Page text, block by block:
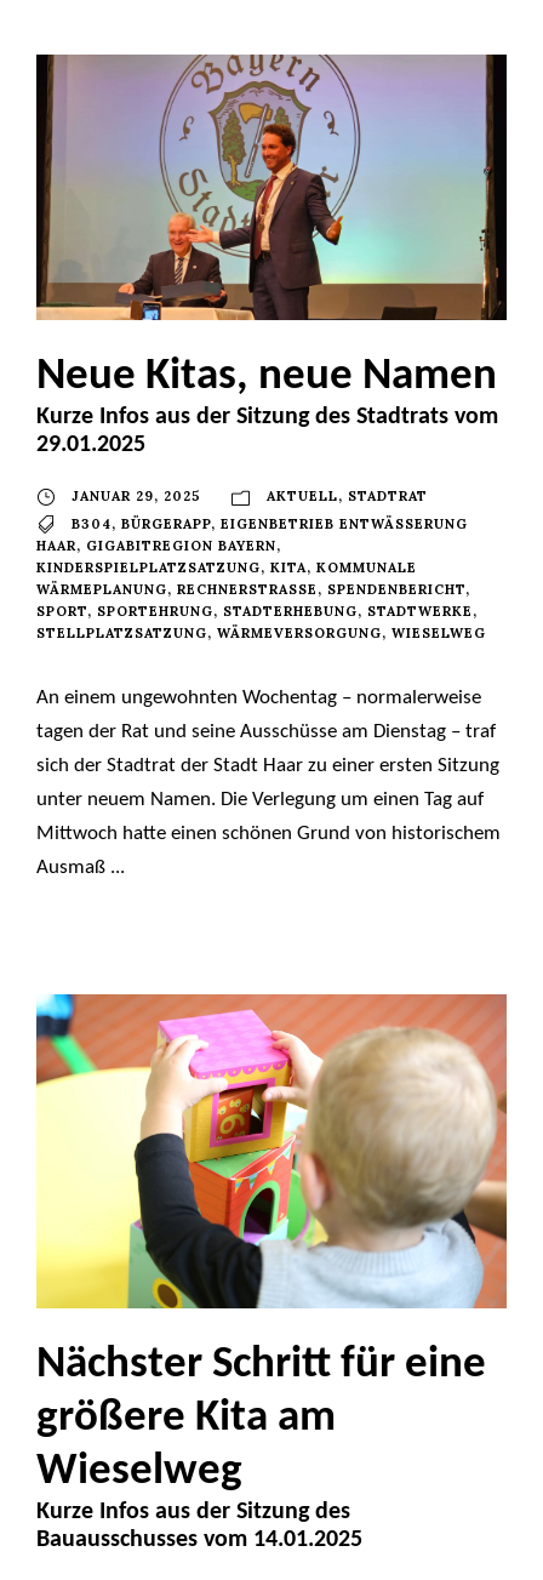
Neue Kitas, neue Namen
Kurze Infos aus der Sitzung des Stadtrats vom
29.01.2025
JANUAR 29, 2025 AKTUELL, STADTRAT
B304, BÜRGERAPP, EIGENBETRIEB ENTWÄSSERUNG
HAAR, GIGABITREGION BAYERN,
KINDERSPIELPLATZSATZUNG, KITA, KOMMUNALE
WÄRMEPLANUNG, RECHNERSTRASSE , SPENDENBERICHT,
SPORT, SPORTEHRUNG, STADTERHEBUNG, STADTWERKE ,
STELLPLATZSATZUNG, WÄRMEVERSORGUNG, WIESELWEG
An einem ungewohnten Wochentag – normalerweise
tagen der Rat und seine Ausschüsse am Dienstag – traf
sich der Stadtrat der Stadt Haar zu einer ersten Sitzung
unter neuem Namen. Die Verlegung um einen Tag auf
Mittwoch hatte einen schönen Grund von historischem
Ausmaß ...
Nächster Schritt für eine
größere Kita am
Wieselweg
Kurze Infos aus der Sitzung des
Bauausschusses vom 14.01.2025